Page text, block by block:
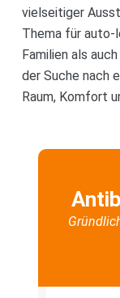
vielseitiger
Thema für auto-
Familien als
der Suche nach
Raum, Komfort